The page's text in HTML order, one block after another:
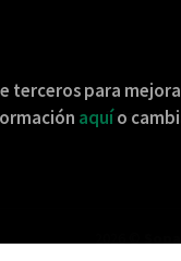
Esta
terceros para
aquío